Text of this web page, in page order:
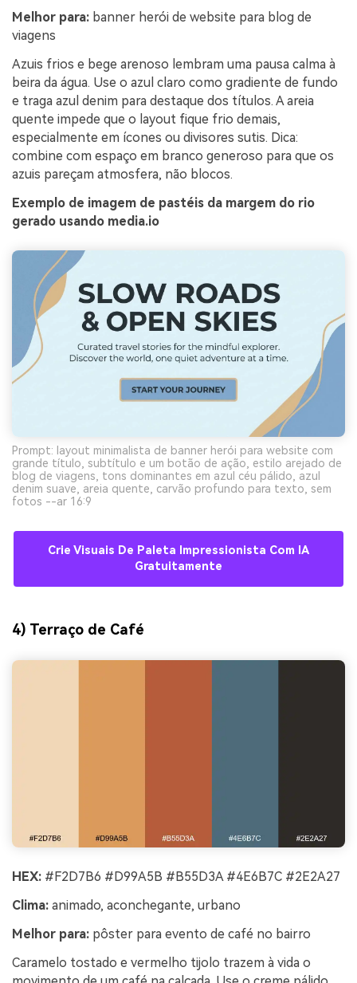
Melhor para: banner herói de website para blog de
viagens
Azuis frios e bege arenoso lembram uma pausa calma à
beira da água. Use o azul claro como gradiente de fundo
e traga azul denim para destaque dos títulos. A areia
quente impede que o layout fique frio demais,
especialmente em ícones ou divisores sutis. Dica:
combine com espaço em branco generoso para que os
azuis pareçam atmosfera, não blocos.
Exemplo de imagem de pastéis da margem do rio
gerado usando media.io
Prompt: layout minimalista de banner herói para website com
grande título, subtítulo e um botão de ação, estilo arejado de
blog de viagens, tons dominantes em azul céu pálido, azul
denim suave, areia quente, carvão profundo para texto, sem
fotos --ar 16:9
Crie Visuais De Paleta Impressionista Com IA
Gratuitamente
4) Terraço de Café
HEX: #F2D7B6 #D99A5B #B55D3A #4E6B7C #2E2A27
Clima: animado, aconchegante, urbano
Melhor para: pôster para evento de café no bairro
Caramelo tostado e vermelho tijolo trazem à vida o
Crie imagens com